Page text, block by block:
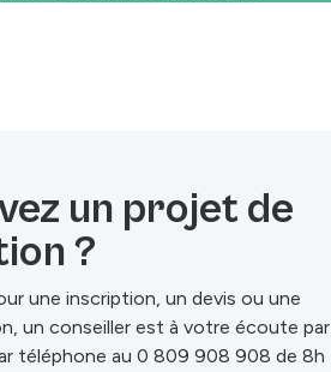
un projet de
?
une inscription, un devis ou une
un conseiller est à votre écoute par
téléphone au 0 809 908 908 de 8h